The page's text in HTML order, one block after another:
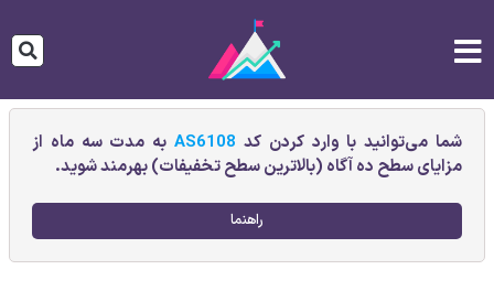
شما می‌توانید با وارد کردن کد AS6108به مدت سه ماه از
مزایای سطح ده آگاه (بالاترین سطح تخفیفات) بهرمند شوید.
راهنما